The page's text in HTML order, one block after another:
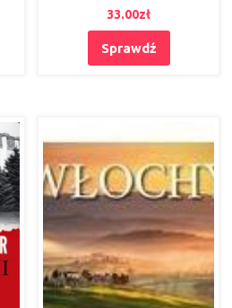
33.00zł
Sprawdź